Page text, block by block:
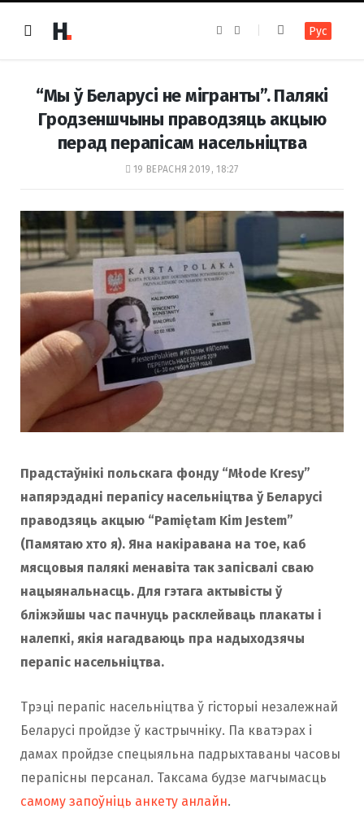
e
o
k
t
r
a
m
Рус
“Мы ў Беларусі не мігранты”. Палякі
Гродзеншчыны праводзяць акцыю
перад перапісам насельніцтва
19 ВЕРАСНЯ 2019, 18:27
Прадстаўнікі польскага фонду “Młode Kresy”
напярэдадні перапісу насельніцтва ў Беларусі
праводзяць акцыю “Pamiętam Kim Jestem”
(Памятаю хто я). Яна накіравана на тое, каб
мясцовыя палякі менавіта так запісвалі сваю
нацыянальнасць. Для гэтага актывісты ў
бліжэйшы час пачнуць расклейваць плакаты і
налепкі, якія нагадваюць пра надыходзячы
перапіс насельніцтва.
Трэці перапіс насельніцтва ў гісторыі незалежнай
Беларусі пройдзе ў кастрычніку. Па кватэрах і
дамах пройдзе спецыяльна падрыхтаваны часовы
перапісны персанал. Таксама будзе магчымасць
самому запоўніць анкету анлайн.